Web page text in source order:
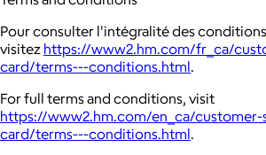
Pour consulter l'intégralité des
visitez https://www2.hm.com/fr_ca/
card/terms---conditions.html.
For full terms and conditions, visit
https://www2.hm.com/en_ca/
card/terms---conditions.html.